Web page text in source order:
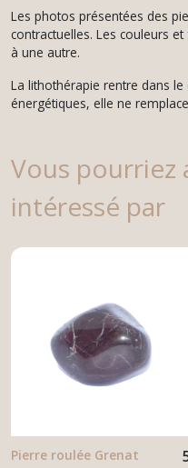
Les photos présentées des
contractuelles. Les couleurs
à une autre.
La lithothérapie rentre dans
énergétiques, elle ne
Vous pourriez
intéressé par
Pierre roulée Grenat